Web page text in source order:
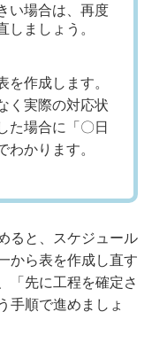
い場合は、再度
しましょう。
を作成します。
く実際の対応状
た場合に「〇日
わかります。
ると、スケジュール
から表を作成し直す
「先に工程を確定さ
手順で進めましょ